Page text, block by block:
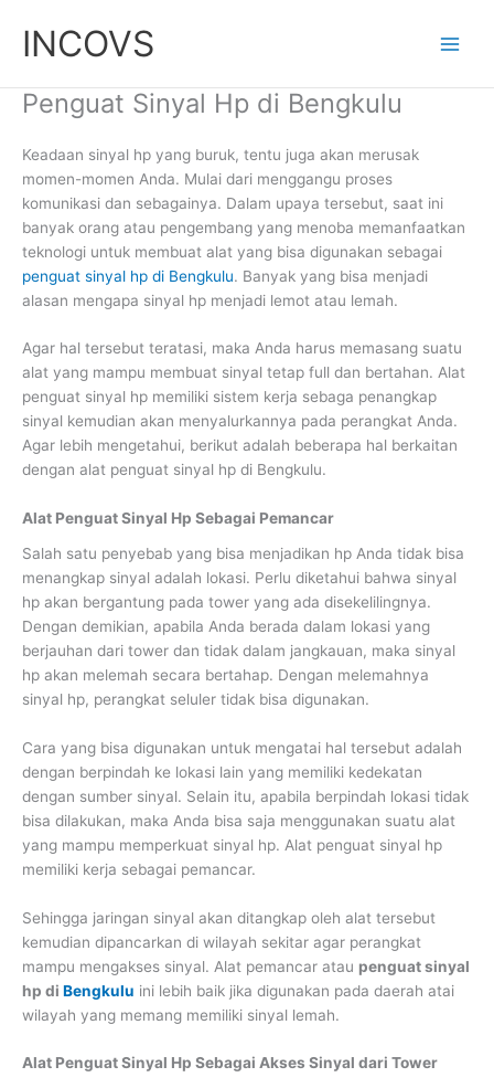
contentINCOVS
Penguat Sinyal Hp di Bengkulu
Keadaan sinyal hp yang buruk, tentu juga akan merusak
momen-momen Anda. Mulai dari menggangu proses
komunikasi dan sebagainya. Dalam upaya tersebut, saat ini
banyak orang atau pengembang yang menoba memanfaatkan
teknologi untuk membuat alat yang bisa digunakan sebagai
penguat sinyal hp di Bengkulu. Banyak yang bisa menjadi
alasan mengapa sinyal hp menjadi lemot atau lemah.
Agar hal tersebut teratasi, maka Anda harus memasang suatu
alat yang mampu membuat sinyal tetap full dan bertahan. Alat
penguat sinyal hp memiliki sistem kerja sebaga penangkap
sinyal kemudian akan menyalurkannya pada perangkat Anda.
Agar lebih mengetahui, berikut adalah beberapa hal berkaitan
dengan alat penguat sinyal hp di Bengkulu.
Alat Penguat Sinyal Hp Sebagai Pemancar
Salah satu penyebab yang bisa menjadikan hp Anda tidak bisa
menangkap sinyal adalah lokasi. Perlu diketahui bahwa sinyal
hp akan bergantung pada tower yang ada disekelilingnya.
Dengan demikian, apabila Anda berada dalam lokasi yang
berjauhan dari tower dan tidak dalam jangkauan, maka sinyal
hp akan melemah secara bertahap. Dengan melemahnya
sinyal hp, perangkat seluler tidak bisa digunakan.
Cara yang bisa digunakan untuk mengatai hal tersebut adalah
dengan berpindah ke lokasi lain yang memiliki kedekatan
dengan sumber sinyal. Selain itu, apabila berpindah lokasi tidak
bisa dilakukan, maka Anda bisa saja menggunakan suatu alat
yang mampu memperkuat sinyal hp. Alat penguat sinyal hp
memiliki kerja sebagai pemancar.
Sehingga jaringan sinyal akan ditangkap oleh alat tersebut
kemudian dipancarkan di wilayah sekitar agar perangkat
mampu mengakses sinyal. Alat pemancar atau penguat sinyal
hp di Bengkulu ini lebih baik jika digunakan pada daerah atai
wilayah yang memang memiliki sinyal lemah.
Alat Penguat Sinyal Hp Sebagai Akses Sinyal dari Tower